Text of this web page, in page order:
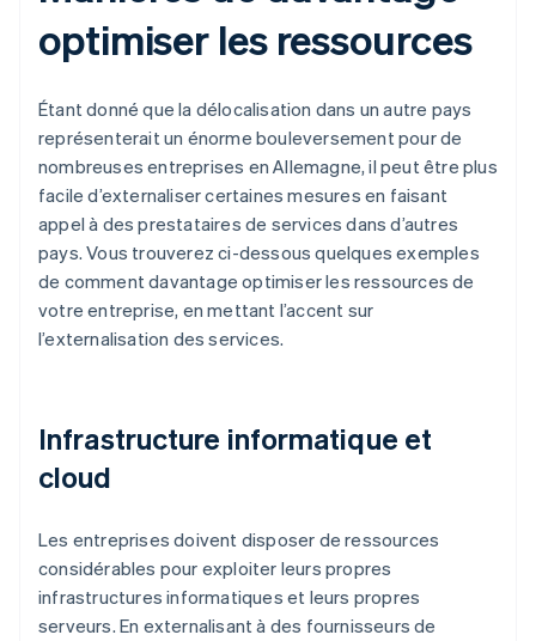
optimiser les ressources
Étant donné que la délocalisation dans un autre pays
représenterait un énorme bouleversement pour de
nombreuses entreprises en Allemagne, il peut être plus
facile d’externaliser certaines mesures en faisant
appel à des prestataires de services dans d’autres
pays. Vous trouverez ci-dessous quelques exemples
de comment davantage optimiser les ressources de
votre entreprise, en mettant l’accent sur
l’externalisation des services.
Infrastructure informatique et
cloud
Les entreprises doivent disposer de ressources
considérables pour exploiter leurs propres
infrastructures informatiques et leurs propres
serveurs. En externalisant à des fournisseurs de